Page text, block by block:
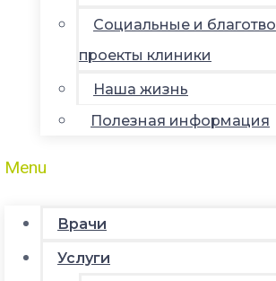
Социальные и
проекты клиники
Наша жизнь
Полезная информация
Menu
Врачи
Услуги